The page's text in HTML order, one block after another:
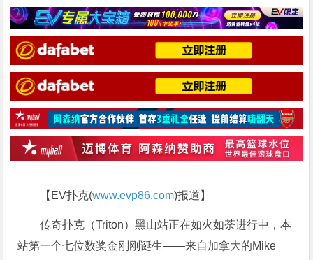
【EV扑克(www.evp86.com)报道】
传奇扑克（Triton）黑山站正在如火如荼进行中，本
站第一个七位数奖金刚刚诞生——来自加拿大的Mike